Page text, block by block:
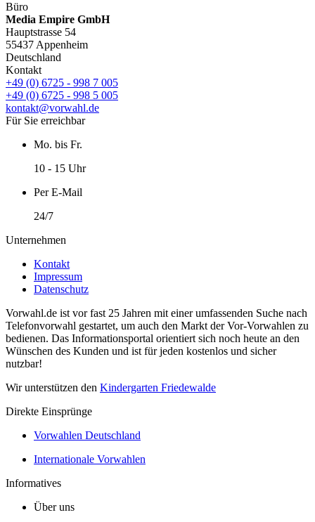
Büro
Media Empire GmbH
Hauptstrasse 54
55437 Appenheim
Deutschland
Kontakt
+49 (0) 6725 - 998 7 005
+49 (0) 6725 - 998 5 005
kontakt@vorwahl.de
Für Sie erreichbar
Mo. bis Fr.
10 - 15 Uhr
Per E-Mail
24/7
Unternehmen
Kontakt
Impressum
Datenschutz
Vorwahl.de ist vor fast 25 Jahren mit einer umfassenden Suche nach
Telefonvorwahl gestartet, um auch den Markt der Vor-Vorwahlen zu
bedienen. Das Informationsportal orientiert sich noch heute an den
Wünschen des Kunden und ist für jeden kostenlos und sicher
nutzbar!
Wir unterstützen den Kindergarten Friedewalde
Direkte Einsprünge
Vorwahlen Deutschland
Internationale Vorwahlen
Informatives
Über uns